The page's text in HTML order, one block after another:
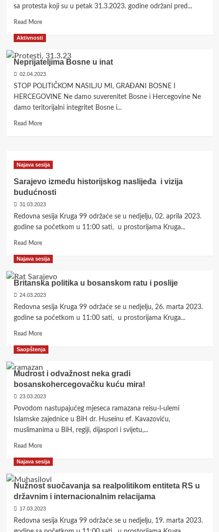
31
OUTSIDE
OFFICES</strong>
sa protesta koji su u petak 31.3.2023. godine održani pred...
Read MoreRead
about
histerija“
onih
koji
beskompromisno
pozivaju
na
građanskih
fer
izbora
i
zaštite
i
građanskih
prava?!
Aktivnosti
Neprijateljima Bosne u inat
02.04.2023
STOP POLITIČKOM NASILJU MI, GRAĐANI BOSNE I
HERCEGOVINE Ne damo suverenitet Bosne i Hercegovine Ne
damo teritorijalni integritet Bosne i...
Read MoreRead
Bosne
u
inat
Najava sesija
Sarajevo između historijskog naslijeđa i vizija
budućnosti
31.03.2023
Redovna sesija Kruga 99 održaće se u nedjelju, 02. aprila 2023.
godine sa početkom u 11:00 sati, u prostorijama Kruga...
Read MoreRead
about
između
historijskog
naslijeđa
i
vizija
Najava sesija
Britanska politika u bosanskom ratu i poslije
24.03.2023
Redovna sesija Kruga 99 održaće se u nedjelju, 26. marta 2023.
godine sa početkom u 11:00 sati, u prostorijama Kruga...
Read MoreRead
about
politika
bosanskom
ratu
i
poslije</strong>
Saopštenja
Mudrost i odvažnost neka gradi
bosanskohercegovačku kuću mira!
23.03.2023
Povodom nastupajućeg mjeseca ramazana reisu-l-ulemi
Islamske zajednice u BiH dr. Huseinu ef. Kavazoviću,
muslimanima u BiH, regiji, dijaspori i svijetu,...
Read MoreRead
about
i
neka
gradi
bosanskohercegovačku
kuću
Najava sesija
Nužnost suočavanja sa realpolitikom entiteta RS u
državnim i internacionalnim relacijama
17.03.2023
Redovna sesija Kruga 99 održaće se u nedjelju, 19. marta 2023.